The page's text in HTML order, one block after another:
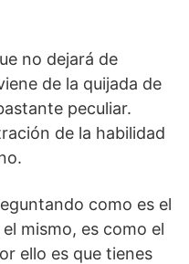
no dejará de
de la quijada de
peculiar.
de la habilidad
como es el
mismo, es como el
ello es que tienes